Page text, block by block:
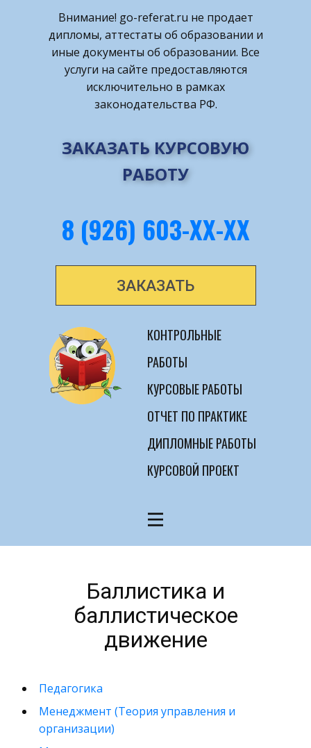
Внимание! ​go-referat.ru не продает
дипломы, аттестаты об образовании и
иные документы об образовании. Все
услуги на сайте предоставляются
исключительно в рамках
законодательства РФ.
ЗАКАЗАТЬ КУРСОВУЮ
РАБОТУ
8 (926) 603-ХХ-ХХ
ЗАКАЗАТЬ
КОНТРОЛЬНЫЕ
РАБОТЫ
КУРСОВЫЕ РАБОТЫ
ОТЧЕТ ПО ПРАКТИКЕ
ДИПЛОМНЫЕ РАБОТЫ
КУРСОВОЙ ПРОЕКТ
Баллистика и
баллистическое
движение
Педагогика
Менеджмент (Теория управления и
организации)